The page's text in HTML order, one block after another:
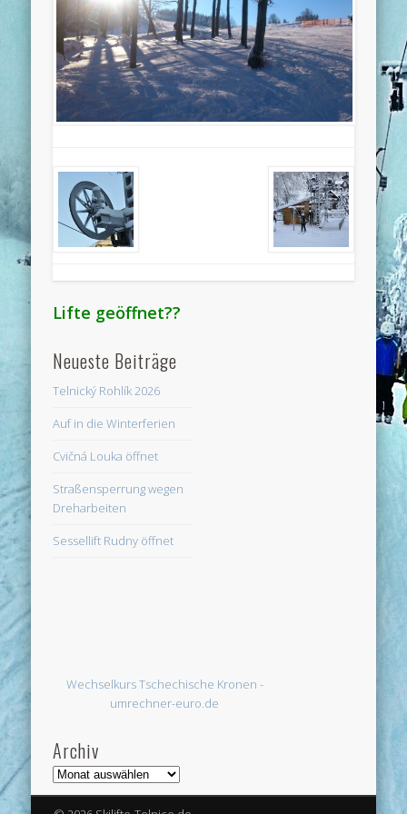
Lifte geöffnet??
Neueste Beiträge
Telnický Rohlík 2026
Auf in die Winterferien
Cvičná Louka öffnet
Straßensperrung wegen
Dreharbeiten
Sessellift Rudny öffnet
Wechselkurs Tschechische Kronen -
umrechner-euro.de
Archiv
Archiv